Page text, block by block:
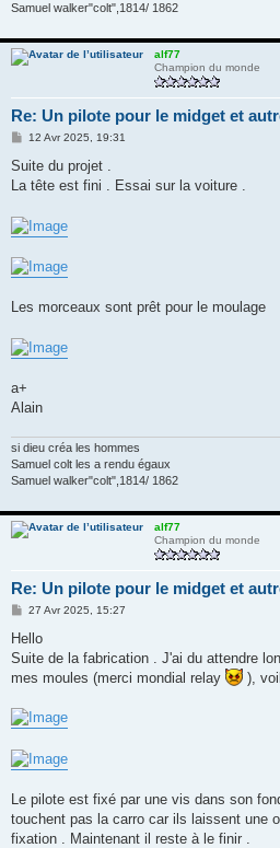
Samuel walker"colt",1814/ 1862
alf77
Champion du monde
Re: Un pilote pour le midget et
M
s
a
e
12 Avr 2025, 19:31
Suite du projet .
La tête est fini . Essai sur la voiture .
Les morceaux sont prêt pour le moulage
a+
Alain
si dieu créa les hommes
Samuel colt les a rendu égaux
Samuel walker"colt",1814/ 1862
alf77
Champion du monde
Re: Un pilote pour le midget et
M
s
a
g
27 Avr 2025, 15:27
Hello
Suite de la fabrication . J'ai du attendre
mes moules (merci mondial relay
),
Le pilote est fixé par une vis dans son
touchent pas la carro car ils laissent une
fixation . Maintenant il reste à le finir .